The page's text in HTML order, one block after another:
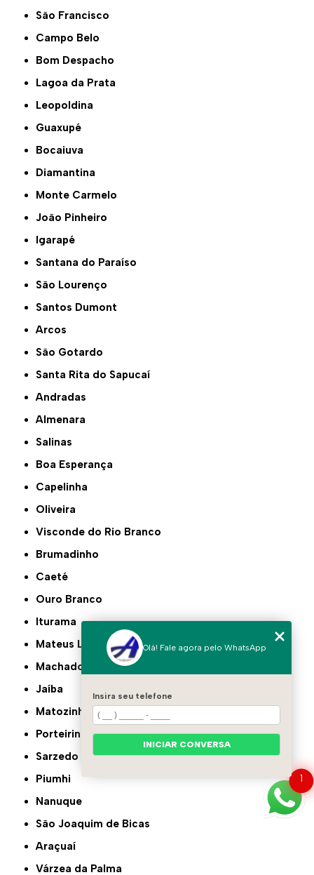
São Francisco
Campo Belo
Bom Despacho
Lagoa da Prata
Leopoldina
Guaxupé
Bocaiuva
Diamantina
Monte Carmelo
João Pinheiro
Igarapé
Santana do Paraíso
São Lourenço
Santos Dumont
Arcos
São Gotardo
Santa Rita do Sapucaí
Andradas
Almenara
Salinas
Boa Esperança
Capelinha
Oliveira
Visconde do Rio Branco
Brumadinho
Caeté
Ouro Branco
Iturama
Mateus Leme
Machado
Jaíba
Matozinhos
Porteirinha
Sarzedo
Piumhi
Nanuque
São Joaquim de Bicas
Araçuaí
Várzea da Palma
1
Olá! Fale agora pelo WhatsApp
Insira seu telefone
INICIAR CONVERSA